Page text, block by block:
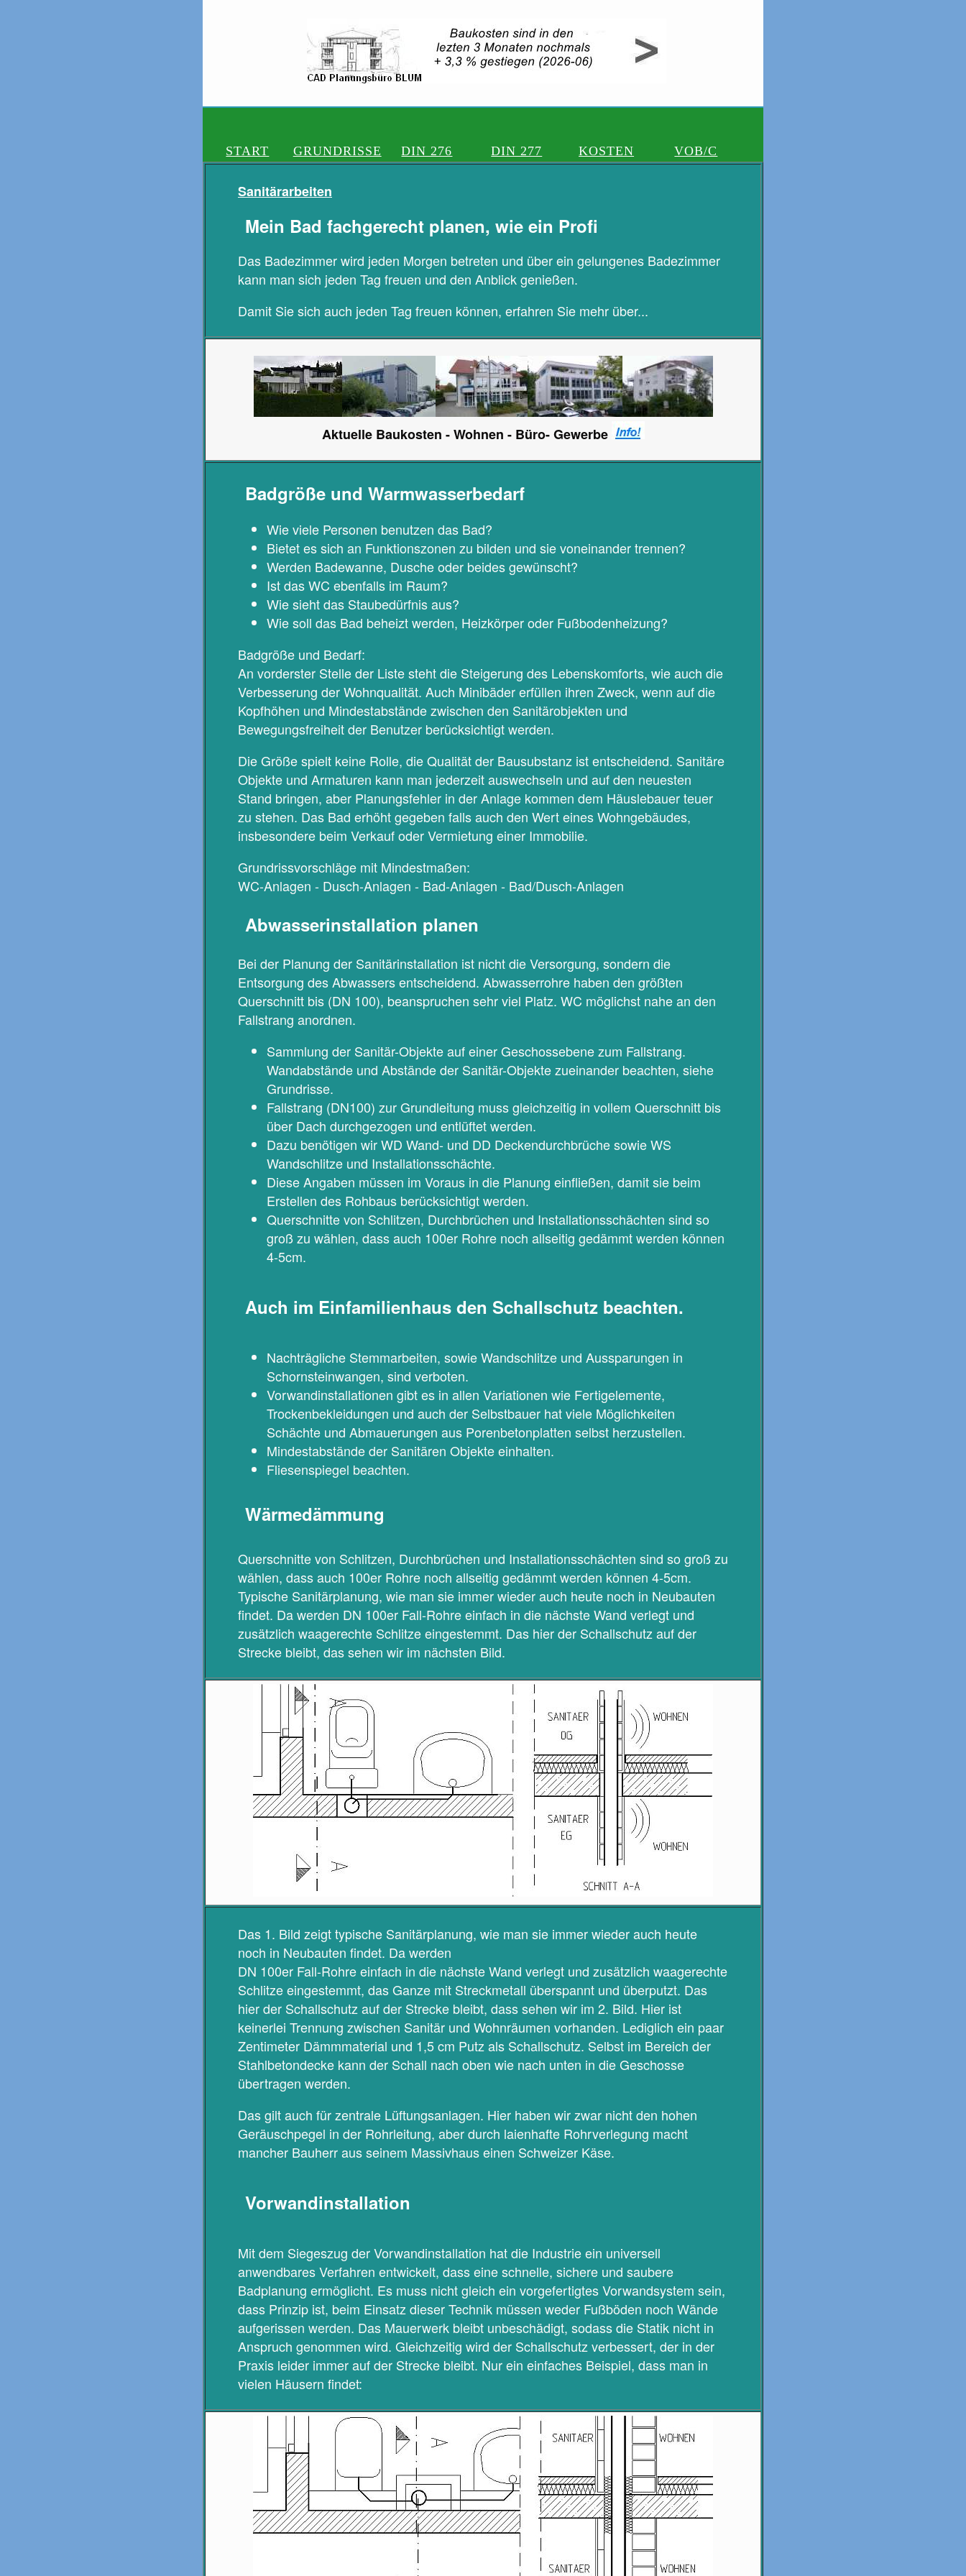
START GRUNDRISSE DIN 276 DIN 277 KOSTEN VOB/C
Sanitärarbeiten
Mein Bad fachgerecht planen, wie ein Profi
Das Badezimmer wird jeden Morgen betreten und über ein gelungenes Badezimmer
kann man sich jeden Tag freuen und den Anblick genießen.
Damit Sie sich auch jeden Tag freuen können, erfahren Sie mehr über...
Aktuelle Baukosten - Wohnen - Büro- Gewerbe
Badgröße und Warmwasserbedarf
Wie viele Personen benutzen das Bad?
Bietet es sich an Funktionszonen zu bilden und sie voneinander trennen?
Werden Badewanne, Dusche oder beides gewünscht?
Ist das WC ebenfalls im Raum?
Wie sieht das Staubedürfnis aus?
Wie soll das Bad beheizt werden, Heizkörper oder Fußbodenheizung?
Badgröße und Bedarf:
An vorderster Stelle der Liste steht die Steigerung des Lebenskomforts, wie auch die
Verbesserung der Wohnqualität. Auch Minibäder erfüllen ihren Zweck, wenn auf die
Kopfhöhen und Mindestabstände zwischen den Sanitärobjekten und
Bewegungsfreiheit der Benutzer berücksichtigt werden.
Die Größe spielt keine Rolle, die Qualität der Bausubstanz ist entscheidend. Sanitäre
Objekte und Armaturen kann man jederzeit auswechseln und auf den neuesten
Stand bringen, aber Planungsfehler in der Anlage kommen dem Häuslebauer teuer
zu stehen. Das Bad erhöht gegeben falls auch den Wert eines Wohngebäudes,
insbesondere beim Verkauf oder Vermietung einer Immobilie.
Grundrissvorschläge mit Mindestmaßen:
WC-Anlagen - Dusch-Anlagen - Bad-Anlagen - Bad/Dusch-Anlagen
Abwasserinstallation planen
Bei der Planung der Sanitärinstallation ist nicht die Versorgung, sondern die
Entsorgung des Abwassers entscheidend. Abwasserrohre haben den größten
Querschnitt bis (DN 100), beanspruchen sehr viel Platz. WC möglichst nahe an den
Fallstrang anordnen.
Sammlung der Sanitär-Objekte auf einer Geschossebene zum Fallstrang.
Wandabstände und Abstände der Sanitär-Objekte zueinander beachten, siehe
Grundrisse.
Fallstrang (DN100) zur Grundleitung muss gleichzeitig in vollem Querschnitt bis
über Dach durchgezogen und entlüftet werden.
Dazu benötigen wir WD Wand- und DD Deckendurchbrüche sowie WS
Wandschlitze und Installationsschächte.
Diese Angaben müssen im Voraus in die Planung einfließen, damit sie beim
Erstellen des Rohbaus berücksichtigt werden.
Querschnitte von Schlitzen, Durchbrüchen und Installationsschächten sind so
groß zu wählen, dass auch 100er Rohre noch allseitig gedämmt werden können
4-5cm.
Auch im Einfamilienhaus den Schallschutz beachten.
Nachträgliche Stemmarbeiten, sowie Wandschlitze und Aussparungen in
Schornsteinwangen, sind verboten.
Vorwandinstallationen gibt es in allen Variationen wie Fertigelemente,
Trockenbekleidungen und auch der Selbstbauer hat viele Möglichkeiten
Schächte und Abmauerungen aus Porenbetonplatten selbst herzustellen.
Mindestabstände der Sanitären Objekte einhalten.
Fliesenspiegel beachten.
Wärmedämmung
Querschnitte von Schlitzen, Durchbrüchen und Installationsschächten sind so groß zu
wählen, dass auch 100er Rohre noch allseitig gedämmt werden können 4-5cm.
Typische Sanitärplanung, wie man sie immer wieder auch heute noch in Neubauten
findet. Da werden DN 100er Fall-Rohre einfach in die nächste Wand verlegt und
zusätzlich waagerechte Schlitze eingestemmt. Das hier der Schallschutz auf der
Strecke bleibt, das sehen wir im nächsten Bild.
Das 1. Bild zeigt typische Sanitärplanung, wie man sie immer wieder auch heute
noch in Neubauten findet. Da werden
DN 100er Fall-Rohre einfach in die nächste Wand verlegt und zusätzlich waagerechte
Schlitze eingestemmt, das Ganze mit Streckmetall überspannt und überputzt. Das
hier der Schallschutz auf der Strecke bleibt, dass sehen wir im 2. Bild. Hier ist
keinerlei Trennung zwischen Sanitär und Wohnräumen vorhanden. Lediglich ein paar
Zentimeter Dämmmaterial und 1,5 cm Putz als Schallschutz. Selbst im Bereich der
Stahlbetondecke kann der Schall nach oben wie nach unten in die Geschosse
übertragen werden.
Das gilt auch für zentrale Lüftungsanlagen. Hier haben wir zwar nicht den hohen
Geräuschpegel in der Rohrleitung, aber durch laienhafte Rohrverlegung macht
mancher Bauherr aus seinem Massivhaus einen Schweizer Käse.
Vorwandinstallation
Mit dem Siegeszug der Vorwandinstallation hat die Industrie ein universell
anwendbares Verfahren entwickelt, dass eine schnelle, sichere und saubere
Badplanung ermöglicht. Es muss nicht gleich ein vorgefertigtes Vorwandsystem sein,
dass Prinzip ist, beim Einsatz dieser Technik müssen weder Fußböden noch Wände
aufgerissen werden. Das Mauerwerk bleibt unbeschädigt, sodass die Statik nicht in
Anspruch genommen wird. Gleichzeitig wird der Schallschutz verbessert, der in der
Praxis leider immer auf der Strecke bleibt. Nur ein einfaches Beispiel, dass man in
vielen Häusern findet: